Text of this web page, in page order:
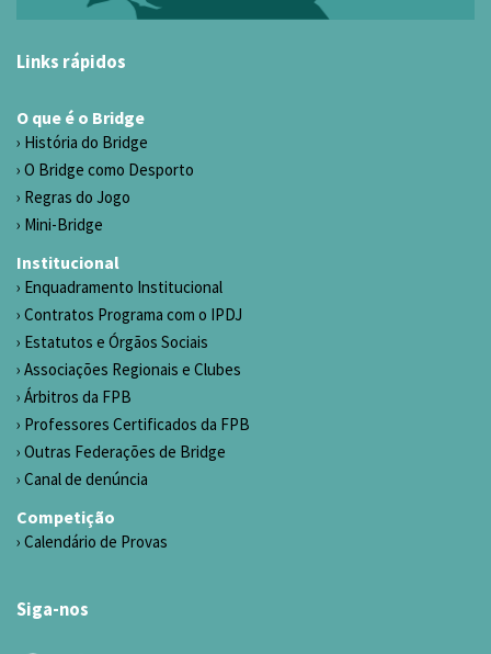
Links rápidos
O que é o Bridge
História do Bridge
O Bridge como Desporto
Regras do Jogo
Mini-Bridge
Institucional
Enquadramento Institucional
Contratos Programa com o IPDJ
Estatutos e Órgãos Sociais
Associações Regionais e Clubes
Árbitros da FPB
Professores Certificados da FPB
Outras Federações de Bridge
Canal de denúncia
Competição
Calendário de Provas
Siga-nos